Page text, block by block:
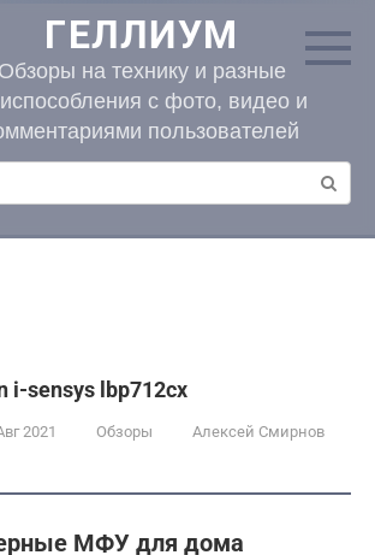
ГЕЛЛИУМ
Обзоры на технику и разные
с фото, видео и
пользователей
i-sensys lbp712cx
2021 Обзоры Алексей Смирнов
МФУ для дома